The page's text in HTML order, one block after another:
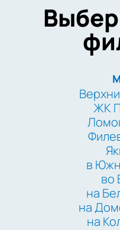
ЖК
в
во
на
на
на